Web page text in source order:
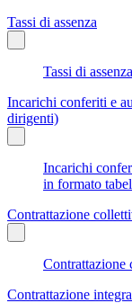
Tassi di assenza
Tassi di assenza
Incarichi conferiti e
dirigenti)
Incarichi
in formato
Contrattazione
Contrattazione
Contrattazione